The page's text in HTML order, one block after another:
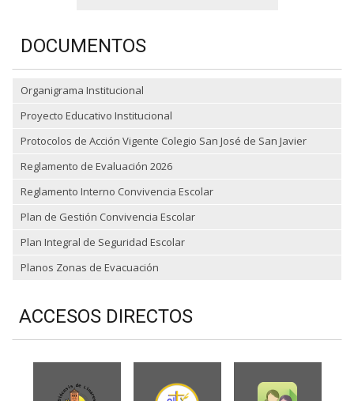
DOCUMENTOS
Organigrama Institucional
Proyecto Educativo Institucional
Protocolos de Acción Vigente Colegio San José de San Javier
Reglamento de Evaluación 2026
Reglamento Interno Convivencia Escolar
Plan de Gestión Convivencia Escolar
Plan Integral de Seguridad Escolar
Planos Zonas de Evacuación
ACCESOS DIRECTOS